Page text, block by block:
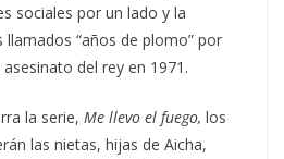
sociales por un lado y la
“años de plomo” por
del rey en 1971.
la serie, Me llevo el fuego, los
las nietas, hijas de Aicha,